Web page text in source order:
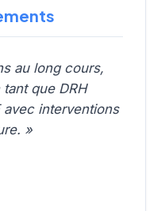
au long cours,
que DRH
avec interventions
»